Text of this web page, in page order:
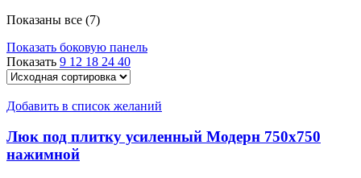
Показаны все (7)
Показать боковую панель
Показать 9 12 18 24 40
Добавить в список желаний
Люк под плитку усиленный Модерн 750х750
нажимной